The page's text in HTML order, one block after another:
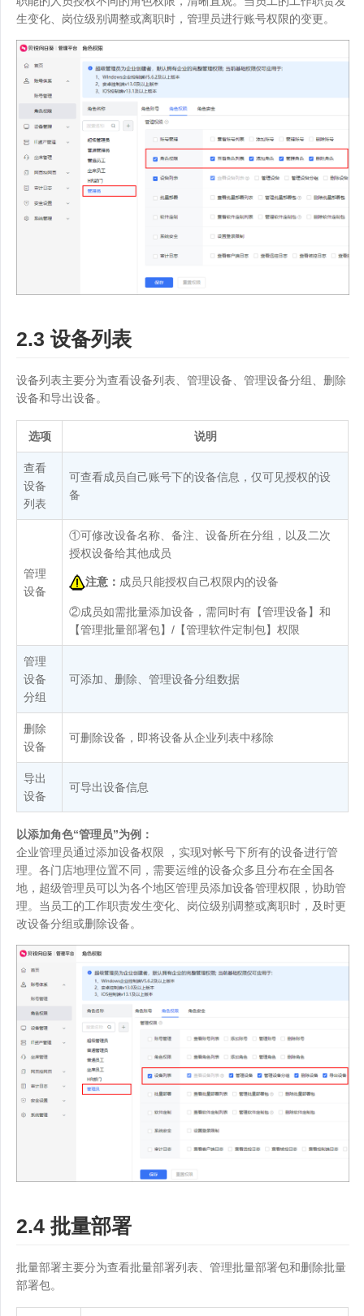
生变化、岗位级别调整或离职时，管理员进行账号权限的变更。
2.3 设备列表
设备列表主要分为查看设备列表、管理设备、管理设备分组、删除
设备和导出设备。
选项 说明
查看
设备
列表
可查看成员自己账号下的设备信息，仅可见授权的设
备
管理
设备
①可修改设备名称、备注、设备所在分组，以及二次
授权设备给其他成员
注意： 成员只能授权自己权限内的设备
②成员如需批量添加设备，需同时有【管理设备】和
【管理批量部署包】/【管理软件定制包】权限
管理
设备
分组
可添加、删除、管理设备分组数据
删除
设备
可删除设备，即将设备从企业列表中移除
导出
设备
可导出设备信息
以添加角色“管理员”为例：
企业管理员通过添加设备权限 ，实现对帐号下所有的设备进行管
理。各门店地理位置不同，需要运维的设备众多且分布在全国各
地，超级管理员可以为各个地区管理员添加设备管理权限，协助管
理。当员工的工作职责发生变化、岗位级别调整或离职时，及时更
改设备分组或删除设备。
2.4 批量部署
批量部署主要分为查看批量部署列表、管理批量部署包和删除批量
部署包。